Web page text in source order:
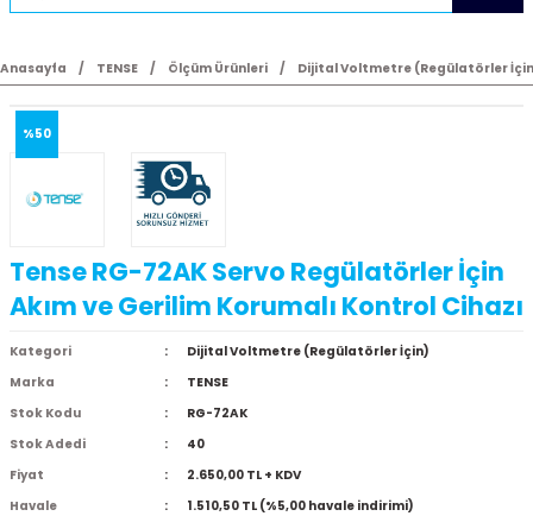
Anasayfa TENSE Ölçüm Ürünleri Dijital Voltmetre (Regülatörler
%50
Tense RG-72AK Servo Regülatörler İçin
Akım ve Gerilim Korumalı Kontrol Cihazı
Kategori
Dijital Voltmetre (Regülatörler İçin)
Marka
TENSE
Stok Kodu
RG-72AK
Stok Adedi
40
Fiyat
2.650,00 TL + KDV
Havale
1.510,50 TL (%5,00 havale indirimi)